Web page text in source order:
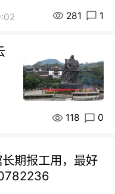
281 1
118 0
期报工用，最好